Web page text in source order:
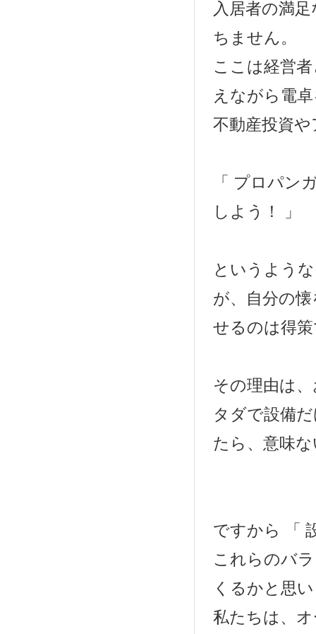
入居者の満
ちません。
ここは経営
えながら電
不動産投資
「 プロパン
しよう！ 」
というよう
が、自分の
せるのは得
その理由は
タダで設備
たら、意味
ですから 「
これらのバ
くるかと思
私たちは、